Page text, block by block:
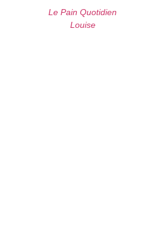
Le Pain Quotidien
Louise